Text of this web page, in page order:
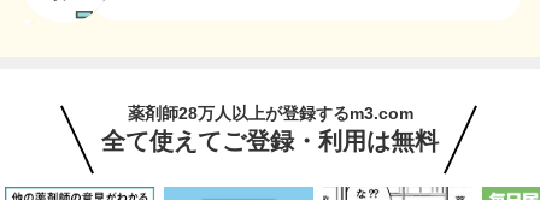
薬剤師28万人以上が登録するm3.com
全て使えてご登録・利用は無料